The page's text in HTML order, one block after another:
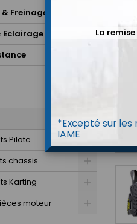
Freinage
Eclairage
Pilote
chassis
Karting
moteur
La
*Excepté sur les
IAME